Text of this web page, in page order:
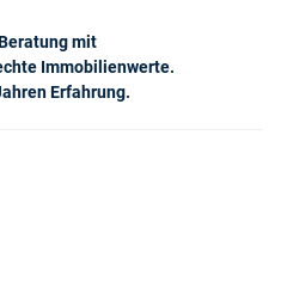
mit
Immobilienwerte.
Erfahrung.